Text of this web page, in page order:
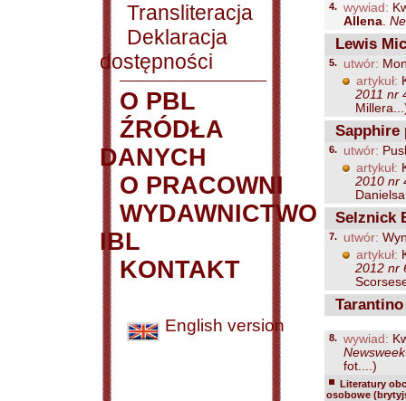
Transliteracja
Deklaracja
dostępności
O PBL
ŹRÓDŁA
DANYCH
O PRACOWNI
WYDAWNICTWO
IBL
KONTAKT
English version
4. wywiad:
Allena.
Lewis
5. utwór:
artykuł:
2011 nr
Sapphire
6. utwór:
artykuł:
2010 nr
Selznick
7. utwór:
artykuł:
2012 nr
8. wywiad:
fot....)
Literatury
osobowe